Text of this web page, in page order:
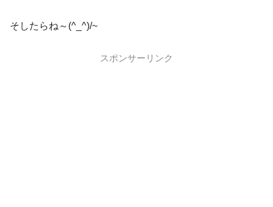
そしたらね～(^_^)/~
スポンサーリンク